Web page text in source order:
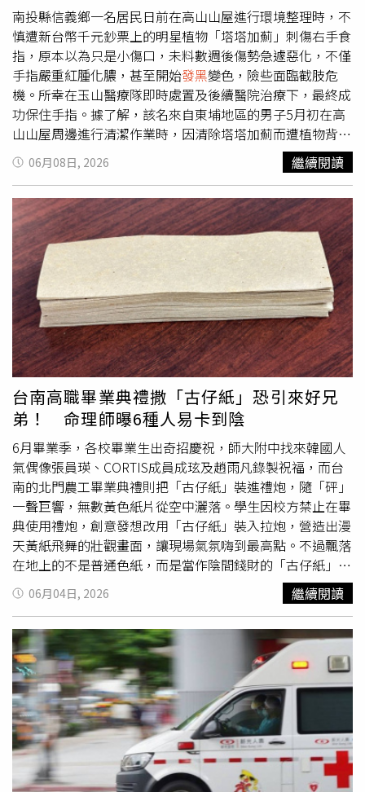
南投縣信義鄉一名居民日前在高山山屋進行環境整理時，不
慎遭新台幣千元鈔票上的明星植物「塔塔加薊」刺傷右手食
指，原本以為只是小傷口，未料數週後傷勢急遽惡化，不僅
手指嚴重紅腫化膿，甚至開始發黑變色，險些面臨截肢危
機。所幸在玉山醫療隊即時處置及後續醫院治療下，最終成
功保住手指。據了解，該名來自東埔地區的男子5月初在高
山山屋周邊進行清潔作業時，因清除塔塔加薊而遭植物背面
的尖刺刺傷食指，當下僅感到輕微刺痛，因此未特別處理。
沒想到細小的植物刺可能殘留在皮膚內，導致傷口逐漸感
染，短短3週內從小膿包演變成整根手指紅腫發黑，情況相
當危急。5月底，男子向每週固定上山巡診的玉山醫療隊求
助。當時擔任醫療隊領隊的竹山秀傳醫院院長莊碧焜醫師發
現，患者右手食指已明顯腫脹變色，內部更有大量膿液堆
積。為避免感染持續擴大，莊碧焜立即在山上進行緊急處
置，協助排出膿液，減輕組織壓力。莊碧焜表示，若感染持
續惡化，腫脹組織將壓迫神經與肌肉，造成局部血液循環受
阻，進而導致細胞壞死，最嚴重甚至必須截肢。因此他當場
要求患者隔天立即下山接受進一步治療，避免延誤病情。男
子事後前往竹山秀傳醫院就醫。急診醫師評估後發現傷勢嚴
重，立即安排清創手術並持續施打抗生素控制感染。經過約
1週住院治療，患者傷勢逐漸改善，順利康復出院。玉山國
家公園管理處則呼籲，山區常見的塔塔加薊、玉山薊、阿里
山薊、玉山小蘗及刺柏等植物皆帶有尖刺，民眾從事登山或
野外活動時應做好防護。若不慎遭植物刺傷，應立即清潔消
毒並確認是否有異物殘留，若後續出現紅腫、疼痛、發熱或
化膿等情況，應儘速就醫，以免小傷口演變成嚴重感染。
06月08日, 2026 繼續閱讀
台南高職畢業典禮撒「古仔紙」恐引來好兄
弟！ 命理師曝6種人易卡到陰
6月畢業季，各校畢業生出奇招慶祝，師大附中找來韓國人
氣偶像張員瑛、CORTIS成員成玹及趙雨凡錄製祝福，而台
南的北門農工畢業典禮則把「古仔紙」裝進禮炮，隨「砰」
一聲巨響，無數黃色紙片從空中灑落。學生因校方禁止在畢
典使用禮炮，創意發想改用「古仔紙」裝入拉炮，營造出漫
天黃紙飛舞的壯觀畫面，讓現場氣氛嗨到最高點。不過飄落
在地上的不是普通色紙，而是當作陰間錢財的「古仔紙」，
在民間習俗有其禁忌。 「古仔紙」為黃色長方形的紙錢，
故稱「黃古錢」，又稱「古仔紙」或「鼓仔紙」，一般有兩
種用途:一、為清明掃墓、培墓時掛紙所使用的壓墓錢，代
表屋瓦。二、「古仔紙」的黃色符紙，古時常見在七爺八爺
或官將首等神將出巡時，隨神將所到之處拋撒給過路的無
形，祈求平安，被視為是「買路錢」或「路費」。 「古仔
紙」如同是陰間的錢，撒冥紙如同在撒錢，會引來好兄弟來
搶錢，以下6種人容易「卡到陰」：1犯太歲、2大病未癒、
3運勢不佳、4印堂發黑、5睡眠不足、6飲酒人士。 萬一
「卡到陰」、「沖煞到」，會造成暈眩、嘔吐、運勢不佳、
意外血光，解決方法就是到廟裡祈求神明保佑、化解，或是
06月04日, 2026 繼續閱讀